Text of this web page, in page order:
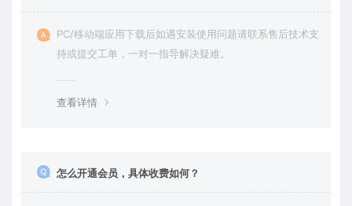
PC/移动端应用下载后如遇安装使用问题请联系售后技术支
持或提交工单，一对一指导解决疑难。
查看详情
怎么开通会员，具体收费如何？